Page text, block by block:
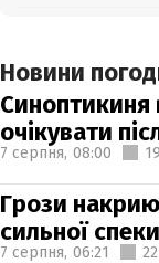
Новини
Синоптикиня
очікувати
7 серпня, 08:00
Грози
сильної
7 серпня, 06:21